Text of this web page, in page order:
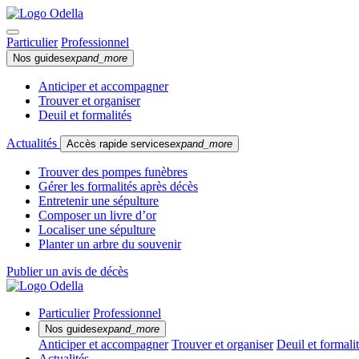
Particulier Professionnel
Nos guidesexpand_more
Anticiper et accompagner
Trouver et organiser
Deuil et formalités
Actualités Accès rapide servicesexpand_more
Trouver des pompes funèbres
Gérer les formalités après décès
Entretenir une sépulture
Composer un livre d’or
Localiser une sépulture
Planter un arbre du souvenir
Publier un avis de décès
Particulier Professionnel
Nos guidesexpand_more
Anticiper et accompagner Trouver et organiser Deuil et